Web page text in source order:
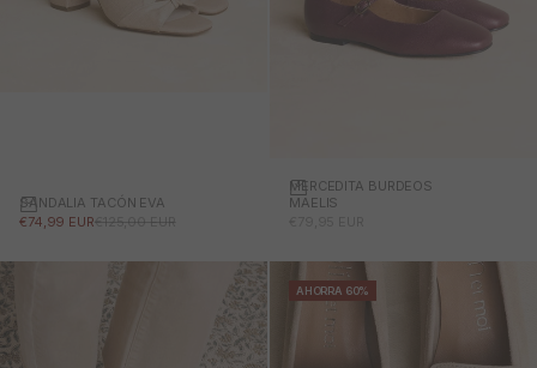
SANDALIA TACÓN EVA
PRECIO DE OFERTA
€74,99 EURPRECIO NORMAL
€125,00 EUR
MERCEDITA BURDEOS
MAELIS
AHORRA 60%